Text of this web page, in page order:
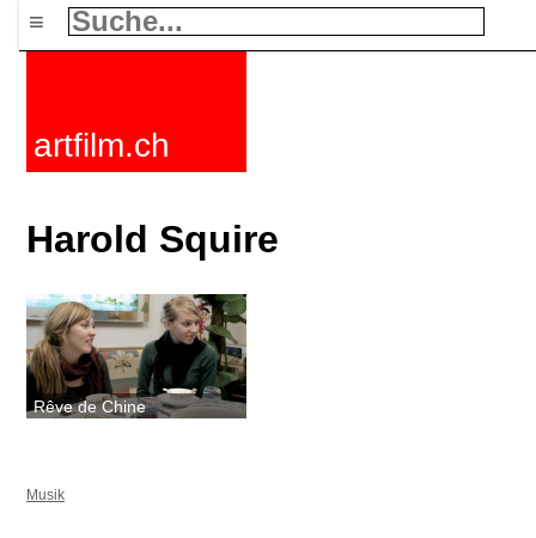
≡
artfilm.ch
Harold Squire
Rêve de Chine
Musik